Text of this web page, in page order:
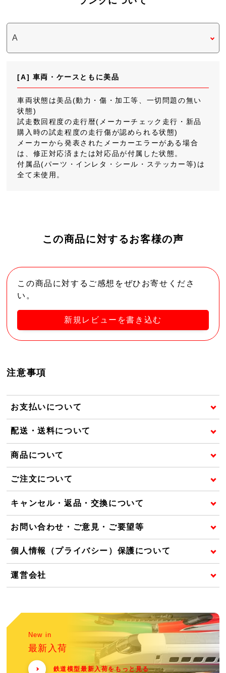
[A] 車両・ケースともに美品
車両状態は美品(動力・傷・加工等、一切問題の無い
状態)
試走数回程度の走行暦(メーカーチェック走行・新品
購入時の試走程度の走行傷が認められる状態)
メーカーから発表されたメーカーエラーがある場合
は、修正対応済または対応品が付属した状態。
付属品(パーツ・インレタ・シール・ステッカー等)は
全て未使用。
この商品に対するお客様の声
この商品に対するご感想をぜひお寄せくださ
い。
新規レビューを書き込む
注意事項
お支払いについて
配送・送料について
商品について
ご注文について
キャンセル・返品・交換について
お問い合わせ・ご意見・ご要望等
個人情報（プライバシー）保護について
運営会社
New in
最新入荷
鉄道模型最新入荷をもっと見る